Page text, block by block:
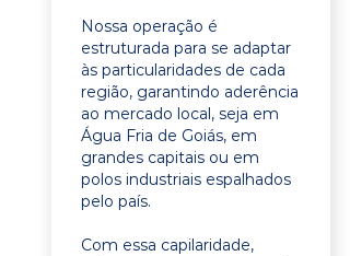
Nossa operação é
estruturada para se adaptar
às particularidades de cada
região, garantindo aderência
ao mercado local, seja em
Água Fria de Goiás, em
grandes capitais ou em
polos industriais espalhados
pelo país.
Com essa capilaridade,